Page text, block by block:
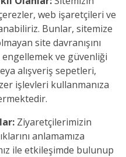
web işaretçileri ve
Bunlar, sitemize
site davranışını
ve güvenliği
alışveriş sepetleri,
işlevleri kullanmanıza
Ziyaretçilerimizin
anlamamıza
ile etkileşimde bulunup